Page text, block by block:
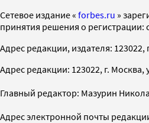
Cетевое издание « forbes.ru »
принятия решения о регистрации:
Адрес редакции, издателя: 123022,
Адрес редакции: 123022, г. Москва,
Главный редактор: Мазурин
Адрес электронной почты